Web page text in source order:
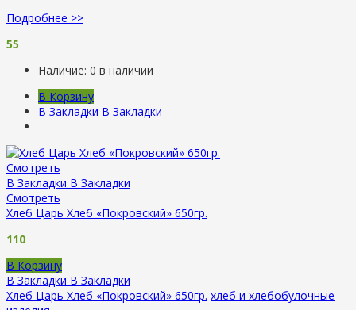
Подробнее >>
55
Наличие: 0 в наличии
В Корзину
В Закладки В Закладки
Смотреть
В Закладки В Закладки
Смотреть
Хлеб Царь Хлеб «Покровский» 650гр.
110
В Корзину
В Закладки В Закладки
Хлеб Царь Хлеб «Покровский» 650гр. хлеб и хлебобулочные